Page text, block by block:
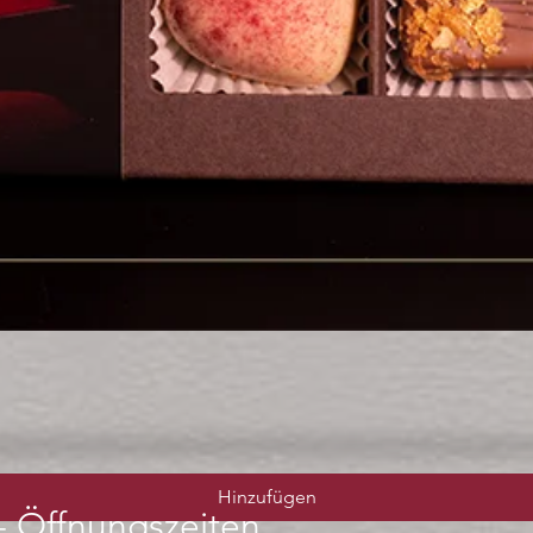
Hinzufügen